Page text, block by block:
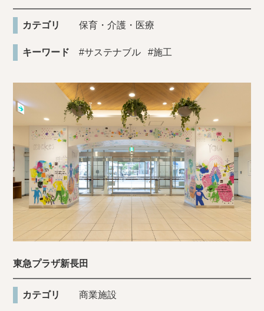
カテゴリ 保育・介護・医療
キーワード #サステナブル #施工
東急プラザ新長田
カテゴリ 商業施設